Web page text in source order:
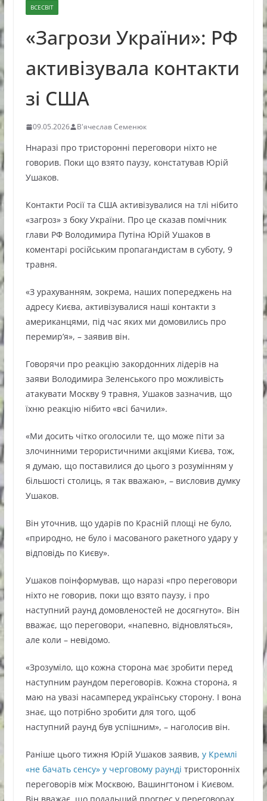
ВСЕСВІТ
«Загрози України»: РФ
активізувала контакти
зі США
09.05.2026 В'ячеслав Семенюк
Ннаразі про тристоронні переговори ніхто не
говорив. Поки що взято паузу, констатував Юрій
Ушаков.
Контакти Росії та США активізувалися на тлі нібито
«загроз» з боку України. Про це сказав помічник
глави РФ Володимира Путіна Юрій Ушаков в
коментарі російським пропагандистам в суботу, 9
травня.
«З урахуванням, зокрема, наших попереджень на
адресу Києва, активізувалися наші контакти з
американцями, під час яких ми домовились про
перемир’я», – заявив він.
Говорячи про реакцію закордонних лідерів на
заяви Володимира Зеленського про можливість
атакувати Москву 9 травня, Ушаков зазначив, що
їхню реакцію нібито «всі бачили».
«Ми досить чітко оголосили те, що може піти за
злочинними терористичними акціями Києва, тож,
я думаю, що поставилися до цього з розумінням у
більшості столиць, я так вважаю», – висловив думку
Ушаков.
Він уточнив, що ударів по Красній площі не було,
«природно, не було і масованого ракетного удару у
відповідь по Києву».
Ушаков поінформував, що наразі «про переговори
ніхто не говорив, поки що взято паузу, і про
наступний раунд домовленостей не досягнуто». Він
вважає, що переговори, «напевно, відновляться»,
але коли – невідомо.
«Зрозуміло, що кожна сторона має зробити перед
наступним раундом переговорів. Кожна сторона, я
маю на увазі насамперед українську сторону. І вона
знає, що потрібно зробити для того, щоб
наступний раунд був успішним», – наголосив він.
Раніше цього тижня Юрій Ушаков заявив, у Кремлі
«не бачать сенсу» у черговому раунді тристоронніх
переговорів між Москвою, Вашингтоном і Києвом.